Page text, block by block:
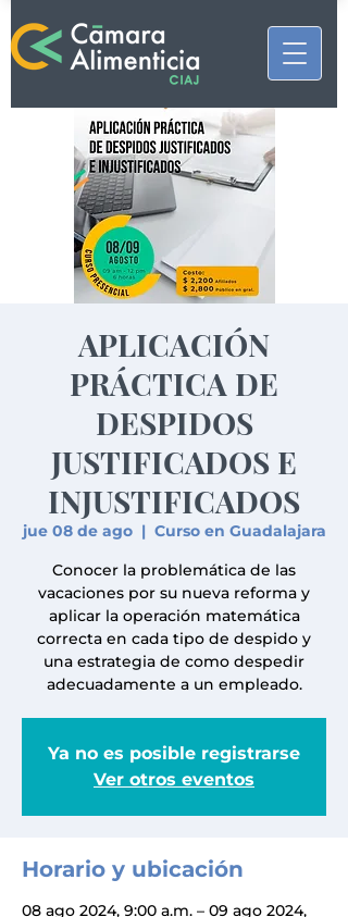
APLICACIÓN
PRÁCTICA DE
DESPIDOS
JUSTIFICADOS E
INJUSTIFICADOS
jue 08 de ago
  |
Curso en Guadalajara
Conocer la problemática de las
vacaciones por su nueva reforma y
aplicar la operación matemática
correcta en cada tipo de despido y
una estrategia de como despedir
adecuadamente a un empleado.
Ya no es posible registrarse
Ver otros eventos
Horario y ubicación
08 ago 2024, 9:00 a.m. – 09 ago 2024,